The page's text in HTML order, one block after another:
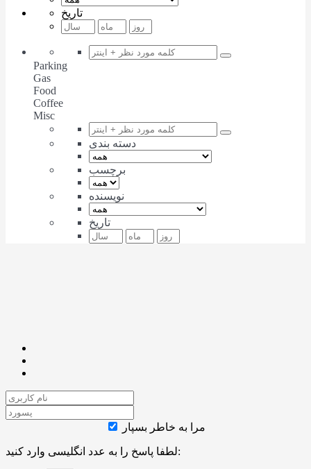
تاریخ
Parking
Gas
Food
Coffee
Misc
دسته بندی
برچسب
نویسنده
تاریخ
مرا به خاطر بسپار
لطفا پاسخ را به عدد انگلیسی وارد کنید: